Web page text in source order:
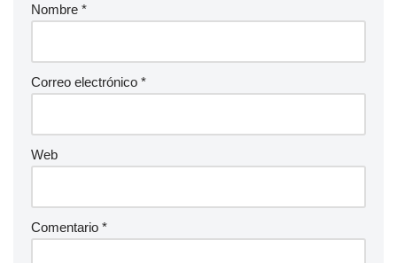
Nombre *
Correo electrónico *
Web
Comentario *